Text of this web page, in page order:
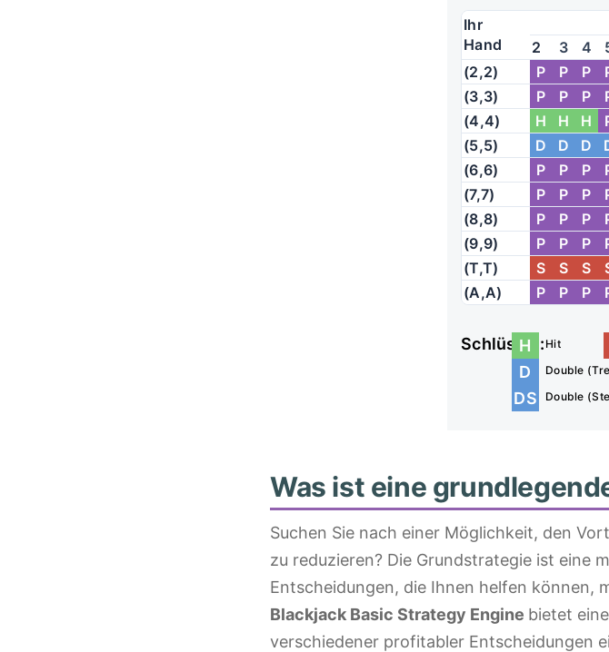
Ihr
Hand
2
3 4
(2,2)
P P P
(3,3)
P P P
(4,4)
H H H
(5,5)
D D D
(6,6)
P P P
(7,7)
P P P
(8,8)
P P P
(9,9)
P P P
(T,T)
S S S
(A,A)
P P P
Schlüssel:
H Hit
D Double
DS Double
Was ist eine
Suchen Sie nach einer Möglichkeit, den
zu reduzieren? Die Grundstrategie ist eine
Entscheidungen, die Ihnen helfen können,
Blackjack Basic Strategy Engine bietet
verschiedener profitabler Entscheidungen